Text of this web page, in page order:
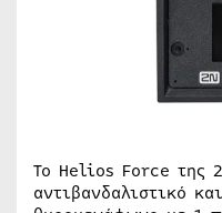
Το Helios Force της
αντιβανδαλιστικό